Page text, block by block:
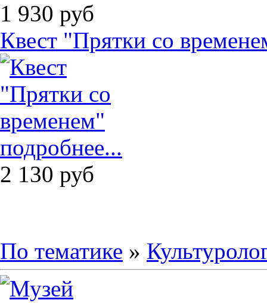
1 930 руб
Квест "Прятки со
подробнее...
2 130 руб
По тематике »